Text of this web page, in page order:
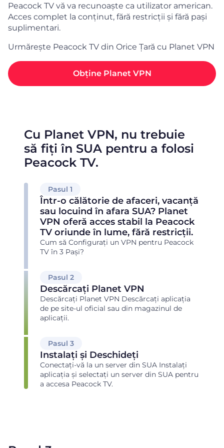
Peacock TV vă va recunoaște ca utilizator american.
Acces complet la conținut, fără restricții și fără pași
suplimentari.
Urmărește Peacock TV din Orice Țară cu Planet VPN
Obține Planet VPN
Cu Planet VPN, nu trebuie
să fiți în SUA pentru a folosi
Peacock TV.
Pasul 1
Într-o călătorie de afaceri, vacanță
sau locuind în afara SUA? Planet
VPN oferă acces stabil la Peacock
TV oriunde în lume, fără restricții.
Cum să Configurați un VPN pentru Peacock
TV în 3 Pași?
Pasul 2
Descărcați Planet VPN
Descărcați Planet VPN Descărcați aplicația
de pe site-ul oficial sau din magazinul de
aplicații.
Pasul 3
Instalați și Deschideți
Conectați-vă la un server din SUA Instalați
aplicația și selectați un server din SUA pentru
a accesa Peacock TV.